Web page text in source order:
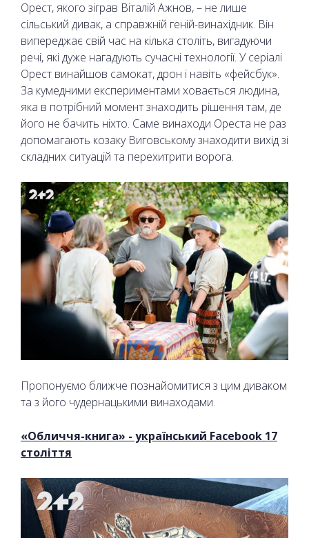
Орест, якого зіграв Віталій Ажнов, – не лише
сільський дивак, а справжній геній-винахідник. Він
випереджає свій час на кілька століть, вигадуючи
речі, які дуже нагадують сучасні технології. У серіалі
Орест винайшов самокат, дрон і навіть «фейсбук».
За кумедними експериментами ховається людина,
яка в потрібний момент знаходить рішення там, де
його не бачить ніхто. Саме винаходи Ореста не раз
допомагають козаку Виговському знаходити вихід зі
складних ситуацій та перехитрити ворога.
Пропонуємо ближче познайомитися з цим диваком
та з його чудернацькими винаходами.
«Обличчя-книга» - український Facebook 17
століття